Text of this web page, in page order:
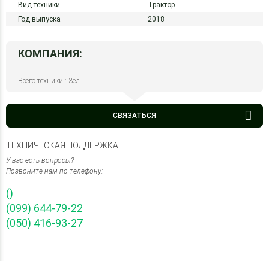
Вид техники
Трактор
Год выпуска
2018
КОМПАНИЯ:
Всего техники : 3ед.
СВЯЗАТЬСЯ
ТЕХНИЧЕСКАЯ ПОДДЕРЖКА
У вас есть вопросы?
Позвоните нам по телефону:
()
(099) 644-79-22
(050) 416-93-27